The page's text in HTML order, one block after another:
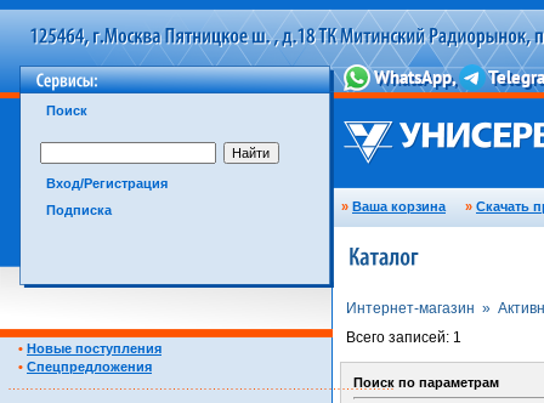
Поиск
Вход/Регистрация
Подписка
» Ваша корзина » Скачать
• Новые поступления
• Спецпредложения
……………………………………………………………………………
Интернет-магазин »
Всего записей: 1
Поиск по параметрам